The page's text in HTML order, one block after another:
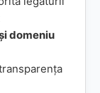
domeniu